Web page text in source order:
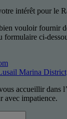
intérêt pour le
vouloir fournir
formulaire ci-
Marina
accueillir dans
avec impatience.